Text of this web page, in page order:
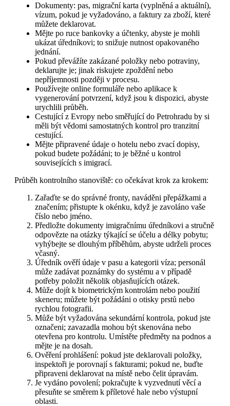
Dokumenty: pas, migrační karta (vyplněná a aktuální),
vízum, pokud je vyžadováno, a faktury za zboží, které
můžete deklarovat.
Mějte po ruce bankovky a účtenky, abyste je mohli
ukázat úředníkovi; to snižuje nutnost opakovaného
jednání.
Pokud převážíte zakázané položky nebo potraviny,
deklarujte je; jinak riskujete zpoždění nebo
nepříjemnosti později v procesu.
Používejte online formuláře nebo aplikace k
vygenerování potvrzení, když jsou k dispozici, abyste
urychlili průběh.
Cestující z Evropy nebo směřující do Petrohradu by si
měli být vědomi samostatných kontrol pro tranzitní
cestující.
Mějte připravené údaje o hotelu nebo zvací dopisy,
pokud budete požádáni; to je běžné u kontrol
souvisejících s imigrací.
Průběh kontrolního stanoviště: co očekávat krok za krokem:
Zařaďte se do správné fronty, naváděni přepážkami a
značením; přistupte k okénku, když je zavoláno vaše
číslo nebo jméno.
Předložte dokumenty imigračnímu úředníkovi a stručně
odpovězte na otázky týkající se účelu a délky pobytu;
vyhýbejte se dlouhým příběhům, abyste udrželi proces
včasný.
Úředník ověří údaje v pasu a kategorii víza; personál
může zadávat poznámky do systému a v případě
potřeby položit několik objasňujících otázek.
Může dojít k biometrickým kontrolám nebo použití
skeneru; můžete být požádáni o otisky prstů nebo
rychlou fotografii.
Může být vyžadována sekundární kontrola, pokud jste
označeni; zavazadla mohou být skenována nebo
otevřena pro kontrolu. Umístěte předměty na podnos a
mějte je na dosah.
Ověření prohlášení: pokud jste deklarovali položky,
inspektoři je porovnají s fakturami; pokud ne, buďte
připraveni deklarovat na místě nebo čelit úpravám.
Je vydáno povolení; pokračujte k vyzvednutí věcí a
přesuňte se směrem k příletové hale nebo výstupní
oblasti.